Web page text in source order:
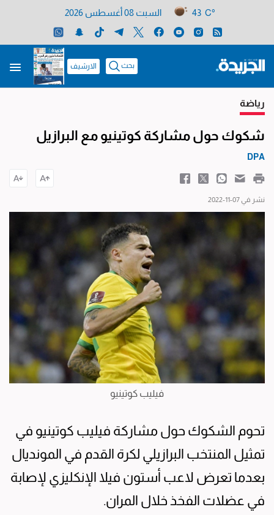
43 C° السبت 08 أغسطس 2026
بحث الارشيف
رياضة
شكوك حول مشاركة كوتينيو مع البرازيل
DPA
نشر في 07-11-2022
فيليب كوتينيو
تحوم الشكوك حول مشاركة فيليب كوتينيو في
تمثيل المنتخب البرازيلي لكرة القدم في المونديال
بعدما تعرض لاعب أستون فيلا الإنكليزي لإصابة
في عضلات الفخذ خلال المران.